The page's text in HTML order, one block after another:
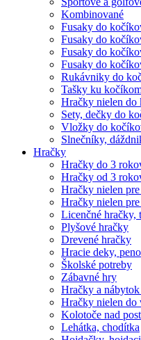
Kombinované
Fusaky do
Fusaky do
Fusaky do
Fusaky do
Rukávniky do
Tašky ku
Hračky nielen do
Sety, dečky do
Vložky do
Slnečníky,
Hračky
Hračky do 3
Hračky od 3
Hračky nielen
Hračky nielen pre
Licenčné hračky,
Plyšové hračky
Drevené hračky
Hracie deky,
Školské potreby
Zábavné hry
Hračky a nábytok
Hračky nielen do
Kolotoče nad
Lehátka, chodítka